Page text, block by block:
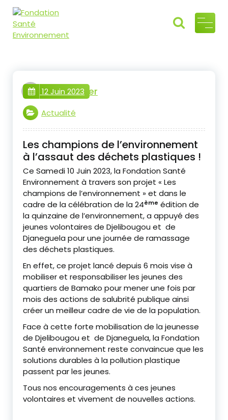
Santé
Environ
nement
l'héritage
commun"webmaster
12 Juin 2023
Actualité
Les champions de l’environnement
à l’assaut des déchets plastiques !
Ce Samedi 10 Juin 2023, la Fondation Santé
Environnement à travers son projet « Les
champions de l’environnement » et dans le
cadre de la célébration de la 24ème édition de
la quinzaine de l’environnement, a appuyé des
jeunes volontaires de Djelibougou et de
Djaneguela pour une journée de ramassage
des déchets plastiques.
En effet, ce projet lancé depuis 6 mois vise à
mobiliser et responsabiliser les jeunes des
quartiers de Bamako pour mener une fois par
mois des actions de salubrité publique ainsi
créer un meilleur cadre de vie de la population.
Face à cette forte mobilisation de la jeunesse
de Djelibougou et de Djaneguela, la Fondation
Santé environnement reste convaincue que les
solutions durables à la pollution plastique
passent par les jeunes.
Tous nos encouragements à ces jeunes
volontaires et vivement de nouvelles actions.